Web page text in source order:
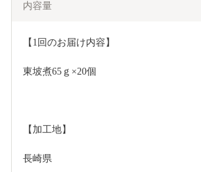
内容量
【1回のお届け内容】
東坡煮65ｇ×20個
【加工地】
長崎県